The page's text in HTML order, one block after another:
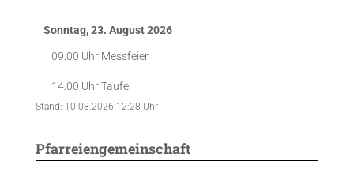
Sonntag, 23. August 2026
09:00 Uhr Messfeier
14:00 UhrTaufe
Stand: 10.08.2026 12:28 Uhr
Pfarreiengemeinschaft